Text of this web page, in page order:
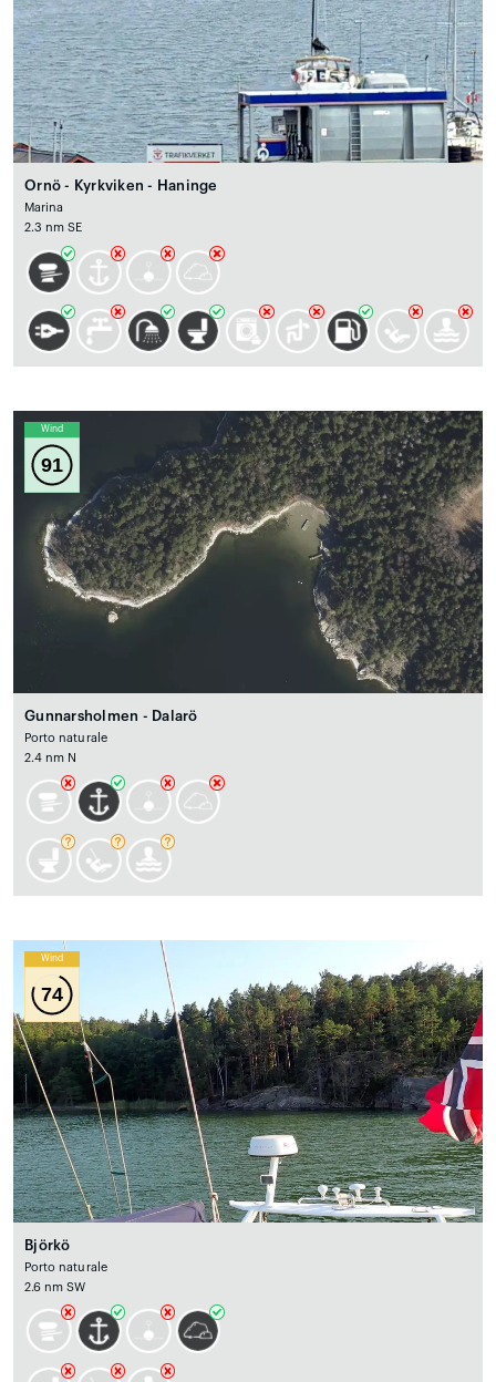
Ornö - Kyrkviken - Haninge
Marina
2.3 nm SE
Wind
91
Gunnarsholmen - Dalarö
Porto naturale
2.4 nm N
Wind
74
Björkö
Porto naturale
2.6 nm SW